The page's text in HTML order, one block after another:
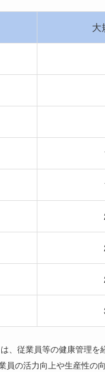
大
、従業員等の健康管理
員の活力向上や生産性